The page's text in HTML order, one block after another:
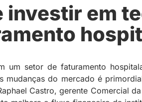
investir em
um setor de faturamento
mudanças do mercado é
Castro, gerente Comercial